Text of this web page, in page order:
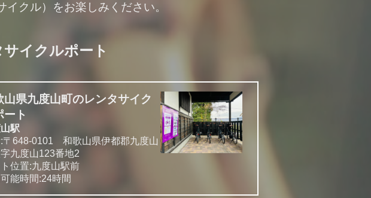
クル）をお楽しみください。
イクルポート
山県九度山町のレンタサイク
ート
駅
〒648-0101 和歌山県伊都郡九度山
九度山123番地2
位置:九度山駅前
能時間:24時間